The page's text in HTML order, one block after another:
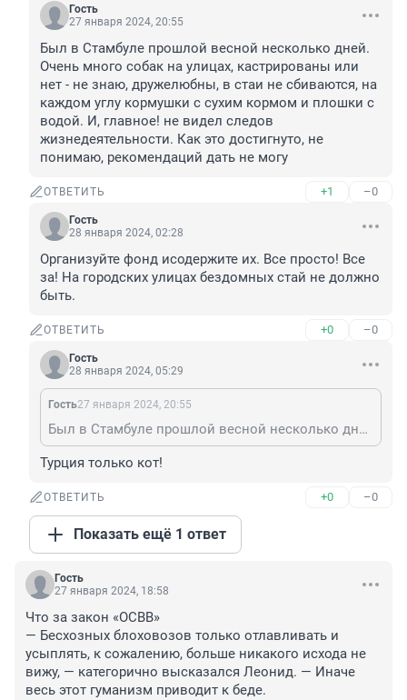
Гость
27 января 2024, 20:55
Был в Стамбуле прошлой весной несколько дней.
Очень много собак на улицах, кастрированы или
нет - не знаю, дружелюбны, в стаи не сбиваются, на
каждом углу кормушки с сухим кормом и плошки с
водой. И, главное! не видел следов
жизнедеятельности. Как это достигнуто, не
понимаю, рекомендаций дать не могу
ОТВЕТИТЬ +1 –0
Гость
28 января 2024, 02:28
Организуйте фонд исодержите их. Все просто! Все
за! На городских улицах бездомных стай не должно
быть.
ОТВЕТИТЬ +0 –0
Гость
28 января 2024, 05:29
Гость27 января 2024, 20:55
Был в Стамбуле прошлой весной несколько дней. Очень много собак на улицах, кастрированы или нет - не знаю, дружелюбны, в стаи не сбиваются, на каждом углу кормушки с сухим кормом и плошки с водой. И, главное! не видел следов жизнедеятельности. Как это достигнуто, не понимаю, рекомендаций дать не могу
Турция только кот!
ОТВЕТИТЬ +0 –0
Показать ещё 1 ответ
Гость
27 января 2024, 18:58
Что за закон «ОСВВ»
— Бесхозных блоховозов только отлавливать и
усыплять, к сожалению, больше никакого исхода не
вижу, — категорично высказался Леонид. — Иначе
весь этот гуманизм приводит к беде.